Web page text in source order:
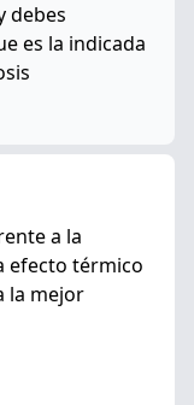
debes
es la indicada
a la
efecto térmico
la mejor